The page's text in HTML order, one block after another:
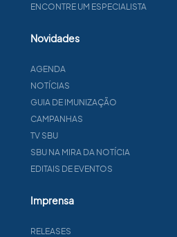
ENCONTRE UM ESPECIALISTA
Novidades
AGENDA
NOTÍCIAS
GUIA DE IMUNIZAÇÃO
CAMPANHAS
TV SBU
SBU NA MIRA DA NOTÍCIA
EDITAIS DE EVENTOS
Imprensa
RELEASES